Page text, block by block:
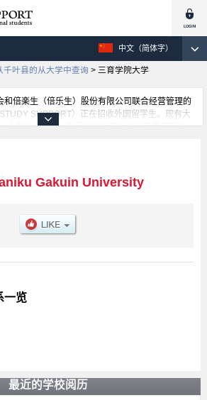
中文（简体字）
千叶县的从大学中查询 > 三育学院大学
和倍楽生（倍乐生）股份有限公司联合经营管理的
SUPPORT）正在招收外国留学生。现有大
大学院、短大、专门学校的招生信息正登载于此
及设施介绍、联系方式等外国留学生必要的信息
利用此网。Gakuin University
一览
最近的学校阅历